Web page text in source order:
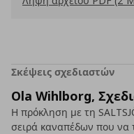
Σκέψεις σχεδιαστών
Ola Wihlborg,
Η πρόκληση με τη
σειρά καναπέδων που να